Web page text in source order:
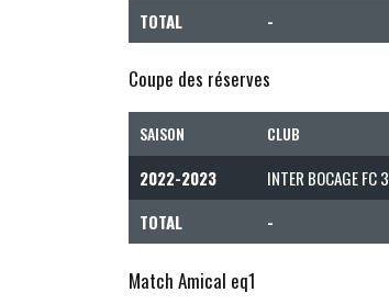
TOTAL
-
Coupe des réserves
SAISON CLUB
2022-2023 INTER BOCAGE FC 3
TOTAL
-
Match Amical eq1